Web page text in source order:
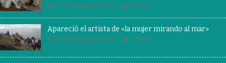
17 de febrero de 2021 | 299554
Apareció el artista de «la mujer mirando al mar»
19 de febrero de 2021 | 177634